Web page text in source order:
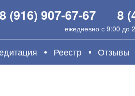
8 (916) 907-67-67 8
ежедневно с 9:00 до
Реестр Отзывы